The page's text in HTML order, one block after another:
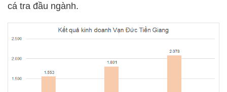
cá tra đầu ngành.